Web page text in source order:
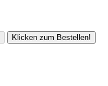
Klicken zum Bestellen!